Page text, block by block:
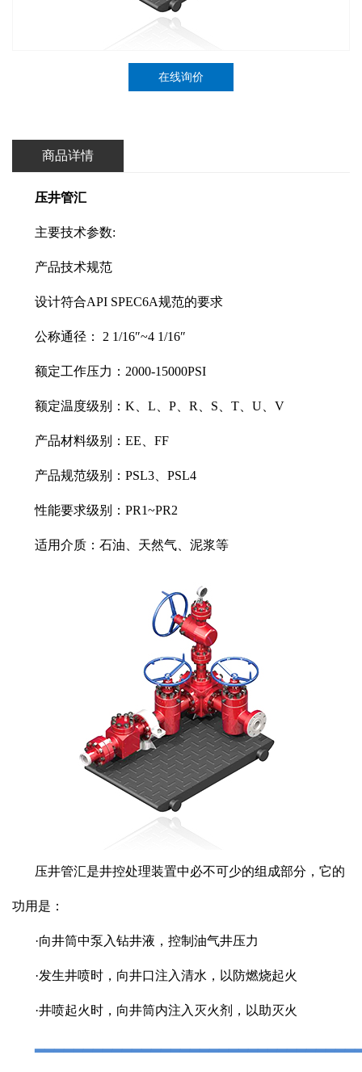
在线询价
商品详情
压井管汇
主要技术参数:
产品技术规范
设计符合API SPEC6A规范的要求
公称通径： 2 1/16″~4 1/16″
额定工作压力：2000-15000PSI
额定温度级别：K、L、P、R、S、T、U、V
产品材料级别：EE、FF
产品规范级别：PSL3、PSL4
性能要求级别：PR1~PR2
适用介质：石油、天然气、泥浆等
压井管汇是井控处理装置中必不可少的组成部分，它的
功用是：
·向井筒中泵入钻井液，控制油气井压力
·发生井喷时，向井口注入清水，以防燃烧起火
·井喷起火时，向井筒内注入灭火剂，以助灭火